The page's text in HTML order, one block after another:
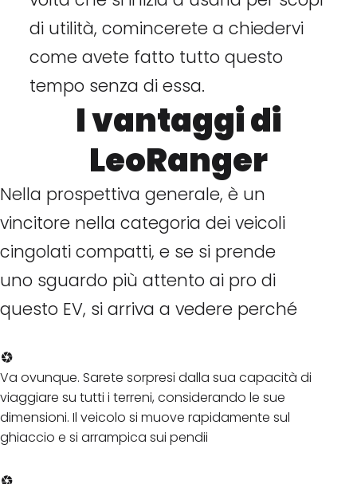
di utilità, comincerete a chiedervi
come avete fatto tutto questo
tempo senza di essa.
I vantaggi di
LeoRanger
Nella prospettiva generale, è un
vincitore nella categoria dei veicoli
cingolati compatti, e se si prende
uno sguardo più attento ai pro di
questo EV, si arriva a vedere perché
Va ovunque. Sarete sorpresi dalla sua capacità di
viaggiare su tutti i terreni, considerando le sue
dimensioni. Il veicolo si muove rapidamente sul
ghiaccio e si arrampica sui pendii